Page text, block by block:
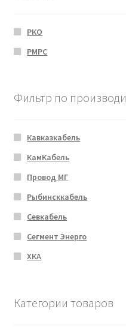
РКО
РМРС
Фильтр по
Кавказкабель
КамКабель
Провод МГ
Рыбинсккабель
Севкабель
Сегмент Энерго
ХКА
Категории товаров